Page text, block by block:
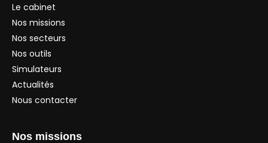
Le cabinet
Nos missions
Nos secteurs
Nos outils
Simulateurs
Actualités
Nous contacter
Nos missions